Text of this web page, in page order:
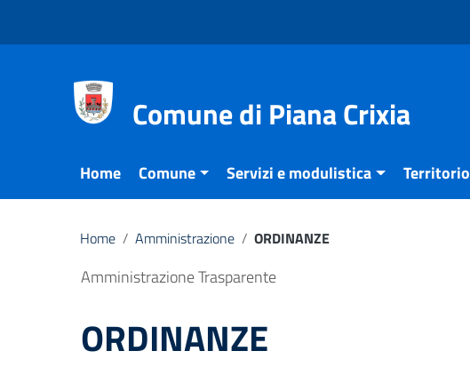
Comune di Piana Crixia
Home Comune Servizi e modulistica Territorio
Home / Amministrazione / ORDINANZE
Amministrazione Trasparente
ORDINANZE